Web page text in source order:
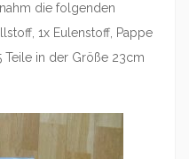
die folgenden
1x Eulenstoff, Pappe
in der Größe 23cm